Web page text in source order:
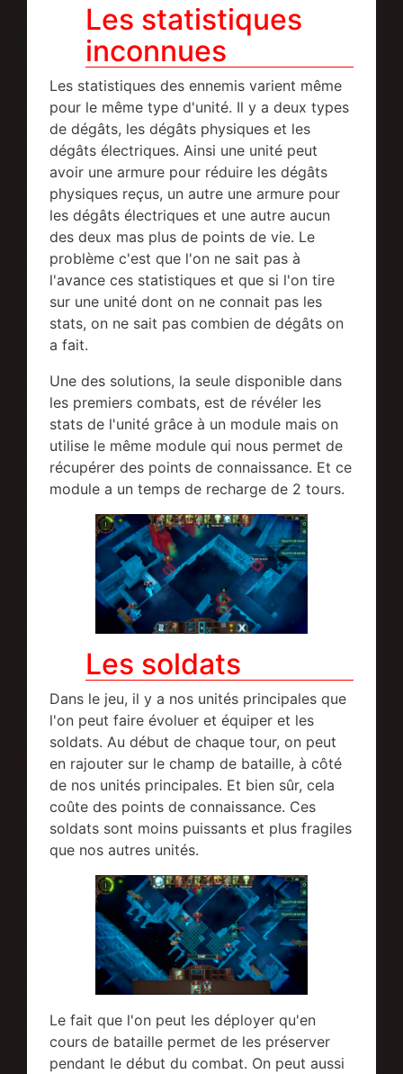
Les statistiques
inconnues
Les statistiques des ennemis varient même
pour le même type d'unité. Il y a deux types
de dégâts, les dégâts physiques et les
dégâts électriques. Ainsi une unité peut
avoir une armure pour réduire les dégâts
physiques reçus, un autre une armure pour
les dégâts électriques et une autre aucun
des deux mas plus de points de vie. Le
problème c'est que l'on ne sait pas à
l'avance ces statistiques et que si l'on tire
sur une unité dont on ne connait pas les
stats, on ne sait pas combien de dégâts on
a fait.
Une des solutions, la seule disponible dans
les premiers combats, est de révéler les
stats de l'unité grâce à un module mais on
utilise le même module qui nous permet de
récupérer des points de connaissance. Et ce
module a un temps de recharge de 2 tours.
Les soldats
Dans le jeu, il y a nos unités principales que
l'on peut faire évoluer et équiper et les
soldats. Au début de chaque tour, on peut
en rajouter sur le champ de bataille, à côté
de nos unités principales. Et bien sûr, cela
coûte des points de connaissance. Ces
soldats sont moins puissants et plus fragiles
que nos autres unités.
Le fait que l'on peut les déployer qu'en
cours de bataille permet de les préserver
pendant le début du combat. On peut aussi